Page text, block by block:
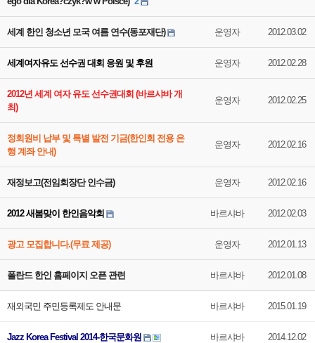
세계 한인 청소년 모국 여름 연수(동포재단) 운영자 2012.03.02
세계여자유도 선수권 대회 응원 및 후원 운영자 2012.02.28
2012년 세계 여자 유도 선수권대회 (바르샤바 개
최)
운영자 2012.02.25
정회원비 납부 및 특별 발전 기금(한인회 전용 은
행 계좌 안내)
운영자 2012.02.16
재정보고(전임회장단 인수금) 운영자 2012.02.16
2012 새봄맞이 한인음악회 바르샤바 2012.02.03
광고 모집합니다.(무료 제공) 운영자 2012.01.13
폴란드 한인 홈페이지 오픈 관련 바르샤바 2012.01.08
재외국민 주민등록제도 안내문 바르샤바 2015.01.19
Jazz Korea Festival 2014-한국문화원 바르샤바 2014.12.02